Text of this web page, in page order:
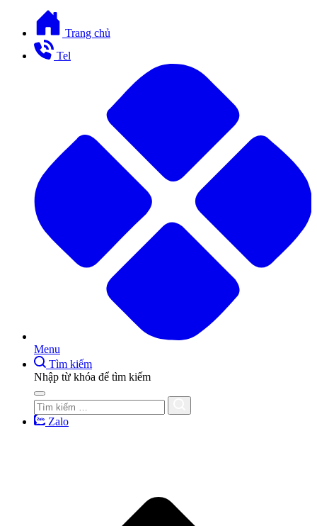
Trang chủ
Tel
Menu
Tìm kiếm
Nhập từ khóa để tìm kiếm
Zalo